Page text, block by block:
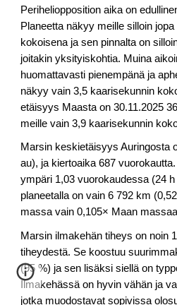
Periheliopposition aika on
Planeetta näkyy meille silloin
kokoisena ja sen pinnalta on
joitakin yksityiskohtia. Muina
huomattavasti pienempänä ja
näkyy vain 3,5 kaarisekunnin
etäisyys Maasta on 30.11.2025
meille vain 3,9 kaarisekunnin
Marsin keskietäisyys Auringosta
au), ja kiertoaika 687
ympäri 1,03 vuorokaudessa (24
planeetalla on vain 6 792 km
massa vain 0,105× Maan
Marsin ilmakehän tiheys on noin
tiheydestä. Se koostuu
(95 %) ja sen lisäksi siellä on
Ilmakehässä on hyvin vähän ja
jotka muodostavat sopivissa